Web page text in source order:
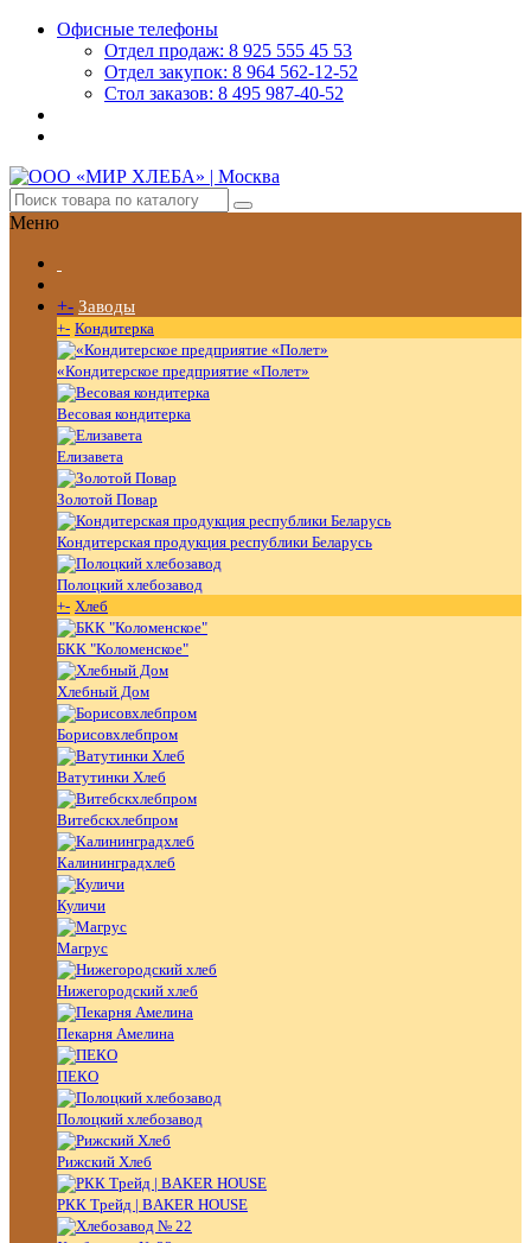
Офисные телефоны
Отдел продаж: 8 925 555 45 53
Отдел закупок: 8 964 562-12-52
Стол заказов: 8 495 987-40-52
Меню
+- Заводы
+- Кондитерка
«Кондитерское предприятие «Полет»
Весовая кондитерка
Елизавета
Золотой Повар
Кондитерская продукция республики Беларусь
Полоцкий хлебозавод
+- Хлеб
БКК "Коломенское"
Хлебный Дом
Борисовхлебпром
Ватутинки Хлеб
Витебскхлебпром
Калининградхлеб
Куличи
Магрус
Нижегородский хлеб
Пекарня Амелина
ПЕКО
Полоцкий хлебозавод
Рижский Хлеб
РКК Трейд | BAKER HOUSE